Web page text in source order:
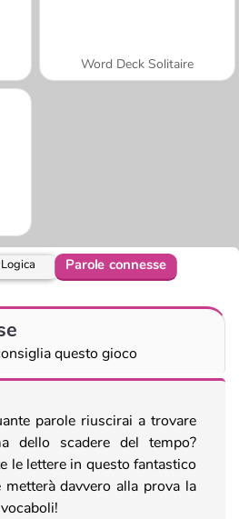
Word Deck Solitaire
Parole connesse
questo gioco
parole riuscirai a trovare
dello scadere del tempo?
le lettere in questo fantastico
davvero alla prova la